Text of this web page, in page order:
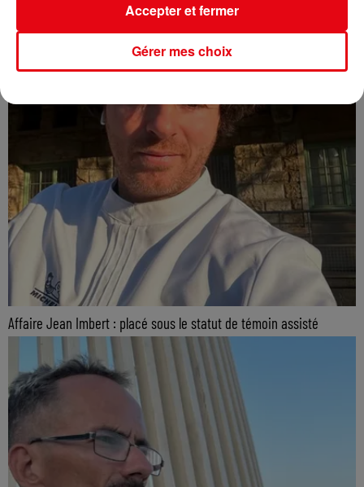
Affaire Jean Imbert : placé sous le statut de témoin assisté
Gérer mes choix
Accepter et fermer